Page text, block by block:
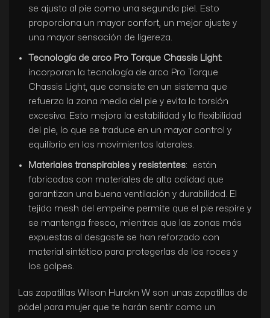
se ajusta al pie como una segunda piel. Esto
proporciona un mayor confort, un mejor ajuste y
una mayor sensación de ligereza.
Tecnología de arco Pro Torque Chassis Light:
incorporan la tecnología de arco Pro Torque
Chassis Light, que consiste en un sistema que
refuerza la zona media del pie y evita la torsión
excesiva. Esto mejora la estabilidad y la flexibilidad
del pie, lo que se traduce en un mayor control y
equilibrio en los movimientos laterales.
Materiales transpirables y resistentes: están
fabricadas con materiales de alta calidad que
garantizan una buena ventilación y durabilidad. El
tejido mesh del empeine permite que el pie respire y
se mantenga fresco, mientras que las zonas más
expuestas al desgaste se han reforzado con
material sintético para protegerlas de los roces y
los golpes.
Las zapatillas Wilson Hurakn W son unas zapatillas de
pádel para mujer que te harán sentir como un